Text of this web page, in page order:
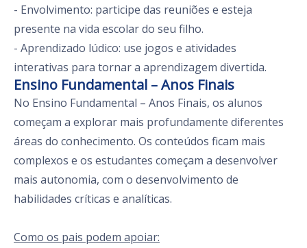
- Envolvimento: participe das reuniões e esteja
presente na vida escolar do seu filho.
- Aprendizado lúdico: use jogos e atividades
interativas para tornar a aprendizagem divertida.
Ensino Fundamental – Anos Finais
No Ensino Fundamental – Anos Finais, os alunos
começam a explorar mais profundamente diferentes
áreas do conhecimento. Os conteúdos ficam mais
complexos e os estudantes começam a desenvolver
mais autonomia, com o desenvolvimento de
habilidades críticas e analíticas.
Como os pais podem apoiar: